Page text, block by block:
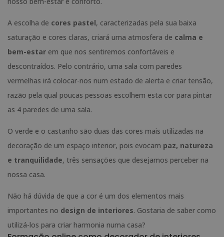
A escolha de cores pastel, caracterizadas pela sua baixa
saturação e cores claras, criará uma atmosfera de calma e
bem-estar em que nos sentiremos confortáveis e
descontraídos. Pelo contrário, uma sala com paredes
vermelhas irá colocar-nos num estado de alerta e criar tensão,
razão pela qual poucas pessoas escolhem esta cor para pintar
as 4 paredes de uma sala.
O verde e o castanho são duas das cores mais utilizadas na
decoração de um espaço interior, pois evocam paz, natureza
e tranquilidade, três sensações que desejamos perceber na
nossa casa.
Não há dúvida de que a cor é um dos elementos mais
importantes no design de interiores. Gostaria de saber como
utilizá-los para criar harmonia numa casa?